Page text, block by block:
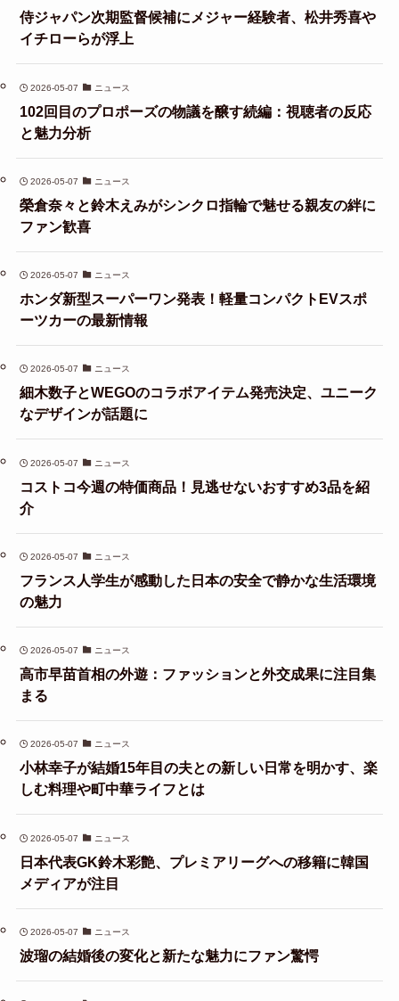
侍ジャパン次期監督候補にメジャー経験者、松井秀喜や
イチローらが浮上
2026-05-07 ニュース
102回目のプロポーズの物議を醸す続編：視聴者の反応
と魅力分析
2026-05-07 ニュース
榮倉奈々と鈴木えみがシンクロ指輪で魅せる親友の絆に
ファン歓喜
2026-05-07 ニュース
ホンダ新型スーパーワン発表！軽量コンパクトEVスポ
ーツカーの最新情報
2026-05-07 ニュース
細木数子とWEGOのコラボアイテム発売決定、ユニーク
なデザインが話題に
2026-05-07 ニュース
コストコ今週の特価商品！見逃せないおすすめ3品を紹
介
2026-05-07 ニュース
フランス人学生が感動した日本の安全で静かな生活環境
の魅力
2026-05-07 ニュース
高市早苗首相の外遊：ファッションと外交成果に注目集
まる
2026-05-07 ニュース
小林幸子が結婚15年目の夫との新しい日常を明かす、楽
しむ料理や町中華ライフとは
2026-05-07 ニュース
日本代表GK鈴木彩艶、プレミアリーグへの移籍に韓国
メディアが注目
2026-05-07 ニュース
波瑠の結婚後の変化と新たな魅力にファン驚愕